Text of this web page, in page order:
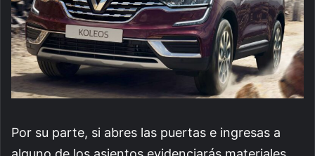
Por su parte, si abres las puertas e ingresas a